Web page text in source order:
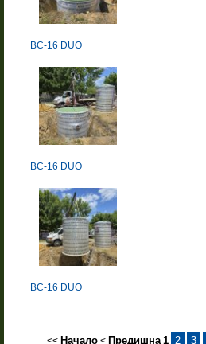
BC-16 DUO
BC-16 DUO
BC-16 DUO
<< Начало < Предишна 1 2 3